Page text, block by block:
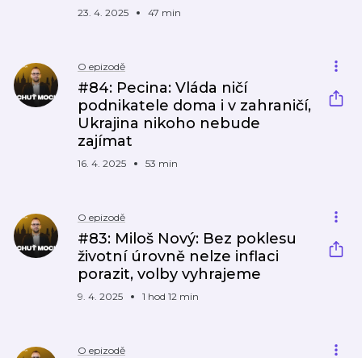
23. 4. 2025 47 min
O epizodě
#84: Pecina: Vláda ničí
podnikatele doma i v zahraničí,
Ukrajina nikoho nebude
zajímat
16. 4. 2025 53 min
O epizodě
#83: Miloš Nový: Bez poklesu
životní úrovně nelze inflaci
porazit, volby vyhrajeme
9. 4. 2025 1 hod 12 min
O epizodě